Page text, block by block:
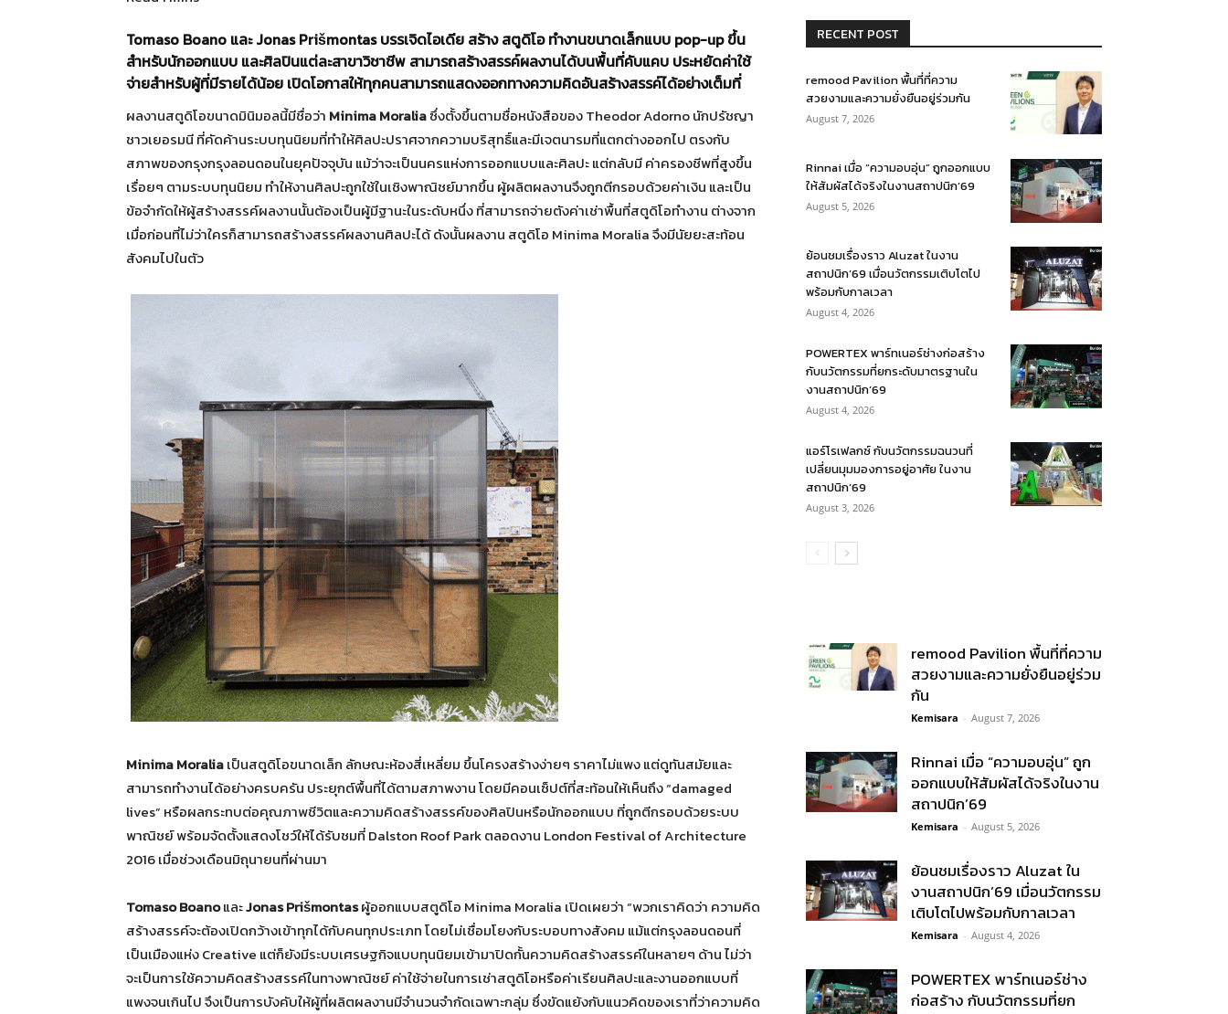
Tomaso Boano และ Jonas Prišmontas บรรเจิดไอเดีย สร้าง สตูดิโอ ทำงานขนาดเล็กแบบ pop-up ขึ้น
สำหรับนักออกแบบ และศิลปินแต่ละสาขาวิชาชีพ สามารถสร้างสรรค์ผลงานได้บนพื้นที่คับแคบ ประหยัดค่าใช้
จ่ายสำหรับผู้ที่มีรายได้น้อย เปิดโอกาสให้ทุกคนสามารถแสดงออกทางความคิดอันสร้างสรรค์ได้อย่างเต็มที่
ผลงานสตูดิโอขนาดมินิมอลนี้มีชื่อว่า Minima Moraliaซึ่งตั้งขึ้นตามชื่อหนังสือของ Theodor Adorno นักปรัชญา
ชาวเยอรมนี ที่คัดค้านระบบทุนนิยมที่ทำให้ศิลปะปราศจากความบริสุทธิ์และมีเจตนารมที่แตกต่างออกไป ตรงกับ
สภาพของกรุงกรุงลอนดอนในยุคปัจจุบัน แม้ว่าจะเป็นนครแห่งการออกแบบและศิลปะ แต่กลับมี ค่าครองชีพที่สูงขึ้น
เรื่อยๆ ตามระบบทุนนิยม ทำให้งานศิลปะถูกใช้ในเชิงพาณิชย์มากขึ้น ผู้ผลิตผลงานจึงถูกตีกรอบด้วยค่าเงิน และเป็น
ข้อจำกัดให้ผู้สร้างสรรค์ผลงานนั้นต้องเป็นผู้มีฐานะในระดับหนึ่ง ที่สามารถจ่ายตังค่าเช่าพื้นที่สตูดิโอทำงาน ต่างจาก
เมื่อก่อนที่ไม่ว่าใครก็สามารถสร้างสรรค์ผลงานศิลปะได้ ดังนั้นผลงาน สตูดิโอ Minima Moralia จึงมีนัยยะสะท้อน
สังคมไปในตัว
Minima Moraliaเป็นสตูดิโอขนาดเล็ก ลักษณะห้องสี่เหลี่ยม ขึ้นโครงสร้างง่ายๆ ราคาไม่แพง แต่ดูทันสมัยและ
สามารถทำงานได้อย่างครบครัน ประยุกต์พื้นที่ได้ตามสภาพงาน โดยมีคอนเซ็ปต์ที่สะท้อนให้เห็นถึง “damaged
lives” หรือผลกระทบต่อคุณภาพชีวิตและความคิดสร้างสรรค์ของศิลปินหรือนักออกแบบ ที่ถูกตีกรอบด้วยระบบ
พาณิชย์ พร้อมจัดตั้งแสดงโชว์ให้ได้รับชมที่ Dalston Roof Park ตลอดงาน London Festival of Architecture
2016 เมื่อช่วงเดือนมิถุนายนที่ผ่านมา
Tomaso BoanoและJonas Prišmontasผู้ออกแบบสตูดิโอ Minima Moralia เปิดเผยว่า “พวกเราคิดว่า ความคิด
สร้างสรรค์จะต้องเปิดกว้างเข้าทุกได้กับคนทุกประเภท โดยไม่เชื่อมโยงกับระบอบทางสังคม แม้แต่กรุงลอนดอนที่
เป็นเมืองแห่ง Creative แต่ก็ยังมีระบบเศรษฐกิจแบบทุนนิยมเข้ามาปิดกั้นความคิดสร้างสรรค์ในหลายๆ ด้าน ไม่ว่า
จะเป็นการใช้ความคิดสร้างสรรค์ในทางพาณิชย์ ค่าใช้จ่ายในการเช่าสตูดิโอหรือค่าเรียนศิลปะและงานออกแบบที่
แพงจนเกินไป จึงเป็นการบังคับให้ผู้ที่ผลิตผลงานมีจำนวนจำกัดเฉพาะกลุ่ม ซึ่งขัดแย้งกับแนวคิดของเราที่ว่าความคิด
RECENT POST
remood Pavilion พื้นที่ที่ความ
สวยงามและความยั่งยืนอยู่ร่วมกัน
August 7, 2026
Rinnai เมื่อ “ความอบอุ่น” ถูกออกแบบ
ให้สัมผัสได้จริงในงานสถาปนิก’69
August 5, 2026
ย้อนชมเรื่องราว Aluzat ในงาน
สถาปนิก’69 เมื่อนวัตกรรมเติบโตไป
พร้อมกับกาลเวลา
August 4, 2026
POWERTEX พาร์ทเนอร์ช่างก่อสร้าง
กับนวัตกรรมที่ยกระดับมาตรฐานใน
งานสถาปนิก’69
August 4, 2026
แอร์โรเฟลกซ์ กับนวัตกรรมฉนวนที่
เปลี่ยนมุมมองการอยู่อาศัย ในงาน
สถาปนิก’69
August 3, 2026
remood Pavilion พื้นที่ที่ความ
สวยงามและความยั่งยืนอยู่ร่วม
กัน
Kemisara - August 7, 2026
Rinnai เมื่อ “ความอบอุ่น” ถูก
ออกแบบให้สัมผัสได้จริงในงาน
สถาปนิก’69
Kemisara - August 5, 2026
ย้อนชมเรื่องราว Aluzat ใน
งานสถาปนิก’69 เมื่อนวัตกรรม
เติบโตไปพร้อมกับกาลเวลา
Kemisara - August 4, 2026
POWERTEX พาร์ทเนอร์ช่าง
ก่อสร้าง กับนวัตกรรมที่ยก